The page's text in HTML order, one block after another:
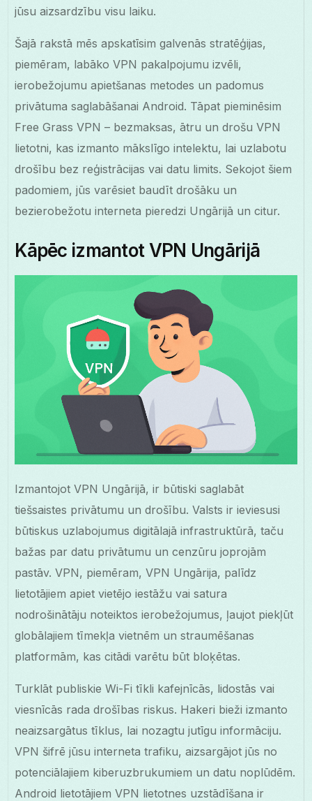
jūsu aizsardzību visu laiku.
Šajā rakstā mēs apskatīsim galvenās stratēģijas,
piemēram, labāko VPN pakalpojumu izvēli,
ierobežojumu apietšanas metodes un padomus
privātuma saglabāšanai Android. Tāpat pieminēsim
Free Grass VPN – bezmaksas, ātru un drošu VPN
lietotni, kas izmanto mākslīgo intelektu, lai uzlabotu
drošību bez reģistrācijas vai datu limits. Sekojot šiem
padomiem, jūs varēsiet baudīt drošāku un
bezierobežotu interneta pieredzi Ungārijā un citur.
Kāpēc izmantot VPN Ungārijā
Izmantojot VPN Ungārijā, ir būtiski saglabāt
tiešsaistes privātumu un drošību. Valsts ir ieviesusi
būtiskus uzlabojumus digitālajā infrastruktūrā, taču
bažas par datu privātumu un cenzūru joprojām
pastāv. VPN, piemēram, VPN Ungārija, palīdz
lietotājiem apiet vietējo iestāžu vai satura
nodrošinātāju noteiktos ierobežojumus, ļaujot piekļūt
globālajiem tīmekļa vietnēm un straumēšanas
platformām, kas citādi varētu būt bloķētas.
Turklāt publiskie Wi-Fi tīkli kafejnīcās, lidostās vai
viesnīcās rada drošības riskus. Hakeri bieži izmanto
neaizsargātus tīklus, lai nozagtu jutīgu informāciju.
VPN šifrē jūsu interneta trafiku, aizsargājot jūs no
potenciālajiem kiberuzbrukumiem un datu noplūdēm.
Android lietotājiem VPN lietotnes uzstādīšana ir